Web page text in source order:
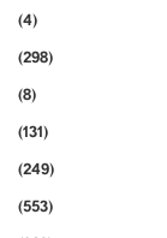
(4)
(298)
(8)
(131)
(249)
(553)